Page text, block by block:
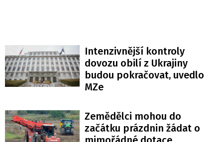
Intenzivnější kontroly
dovozu obilí z Ukrajiny
budou pokračovat, uvedlo
MZe
Zemědělci mohou do
začátku prázdnin žádat o